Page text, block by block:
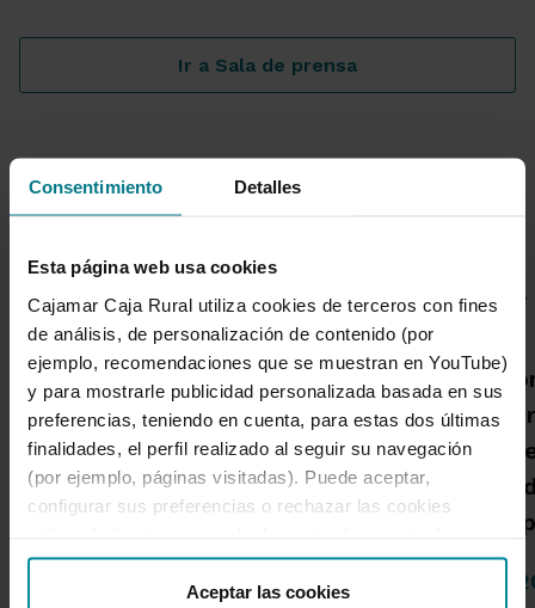
Consentimiento Detalles
Esta página web usa cookies
Cajamar Caja Rural utiliza cookies de terceros con fines
de análisis, de personalización de contenido (por
ejemplo, recomendaciones que se muestran en YouTube)
y para mostrarle publicidad personalizada basada en sus
preferencias, teniendo en cuenta, para estas dos últimas
finalidades, el perfil realizado al seguir su navegación
(por ejemplo, páginas visitadas). Puede aceptar,
configurar sus preferencias o rechazar las cookies
“Detalles”. También puede obtener más información, así
como cambiar el consentimiento en cualquier momento
Aceptar las cookies
Ir a Sala de prensa
Noticias destacadas
Grupo Cajamar gana 193
millones, un 8,5 % más, en
el primer semestre por el
crecimiento de la
actividad comercial
04 de Agosto de 2026
Una
Cajamar
habrá más
alta
capacidad de
14 de Julio de